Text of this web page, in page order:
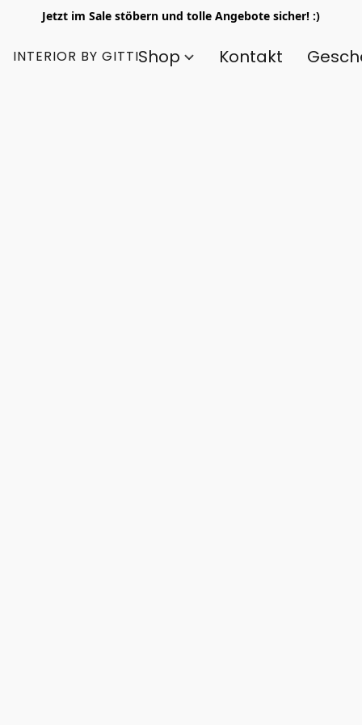
Jetzt im Sale stöbern und tolle Angebote sicher! :)
INTERIOR BY GITTIShop Kontakt